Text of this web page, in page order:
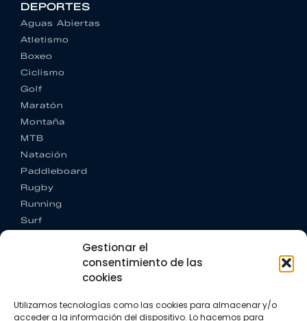
Gestionar el
consentimiento de las
cookies
Utilizamos tecnologías como las cookies para almacenar y/o
acceder a la información del dispositivo. Lo hacemos para
DEPORTES
Aguas Abiertas
Atletismo
Boxeo
Ciclismo
Golf
Maratón
Montaña
MTB
Natación
Paddleboard
Rugby
Running
Surf
CONTACTO
+34 662 342 177